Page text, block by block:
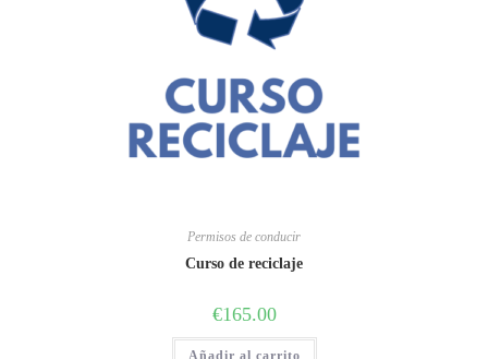
Permisos de conducir
Curso de reciclaje
€165.00
Añadir al carrito